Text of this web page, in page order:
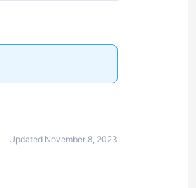
Updated November 8, 2023